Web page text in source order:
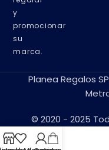
y
promocionar
su
marca.
Planea Regalos
© 2020 - 2025